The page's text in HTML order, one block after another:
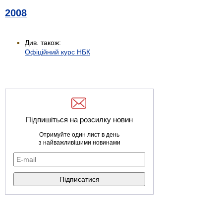
2008
Див. також:
Офіційний курс НБК
Підпишіться на розсилку новин
Отримуйте один лист в день
з найважливішими новинами